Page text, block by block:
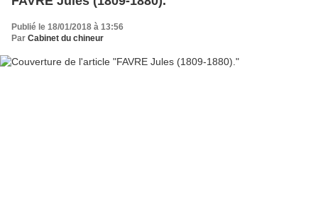
Publié le 18/01/2018 à 13:56
Par Cabinet du chineur